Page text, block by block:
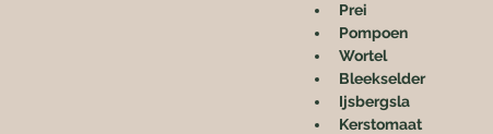
Prei
Pompoen
Wortel
Bleekselder
Ijsbergsla
Kerstomaat